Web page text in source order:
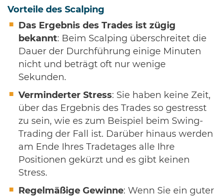
Vorteile des Scalping
Das Ergebnis des Trades ist zügig
bekannt: Beim Scalping überschreitet die
Dauer der Durchführung einige Minuten
nicht und beträgt oft nur wenige
Sekunden.
Verminderter Stress: Sie haben keine Zeit,
über das Ergebnis des Trades so gestresst
zu sein, wie es zum Beispiel beim Swing-
Trading der Fall ist. Darüber hinaus werden
am Ende Ihres Tradetages alle Ihre
Positionen gekürzt und es gibt keinen
Stress.
Regelmäßige Gewinne: Wenn Sie ein guter